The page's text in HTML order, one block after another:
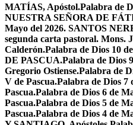
MATÍAS, Apóstol.Palabra de
NUESTRA SEÑORA DE
Mayo del 2026. SANTOS
segunda carta pastoral. Mons.
Calderón.Palabra de Dios 10
DE PASCUA.Palabra de Dios
Gregorio Ostiense.Palabra de
V de Pascua.Palabra de Dios 7
Pascua.Palabra de Dios 6 de
Pascua.Palabra de Dios 5 de
Pascua.Palabra de Dios 4 de